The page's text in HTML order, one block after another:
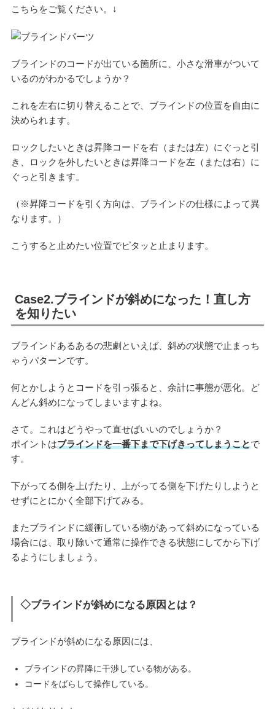
こちらをご覧ください。↓
ブラインドのコードが出ている箇所に、小さな滑車がついて
いるのがわかるでしょうか？
これを左右に切り替えることで、ブラインドの位置を自由に
決められます。
ロックしたいときは昇降コードを右（または左）にぐっと引
き、ロックを外したいときは昇降コードを左（または右）に
ぐっと引きます。
（※昇降コードを引く方向は、ブラインドの仕様によって異
なります。）
こうすると止めたい位置でピタッと止まります。
Case2.ブラインドが斜めになった！直し方
を知りたい
ブラインドあるあるの悲劇といえば、斜めの状態で止まっち
ゃうパターンです。
何とかしようとコードを引っ張ると、余計に事態が悪化。ど
んどん斜めになってしまいますよね。
さて。これはどうやって直せばいいのでしょうか？
ポイントはブラインドを一番下まで下げきってしまうことで
す。
下がってる側を上げたり、上がってる側を下げたりしようと
せずにとにかく全部下げてみる。
またブラインドに緩衝している物があって斜めになっている
場合には、取り除いて通常に操作できる状態にしてから下げ
るようにしましょう。
◇ブラインドが斜めになる原因とは？
ブラインドが斜めになる原因には、
ブラインドの昇降に干渉している物がある。
コードをばらして操作している。